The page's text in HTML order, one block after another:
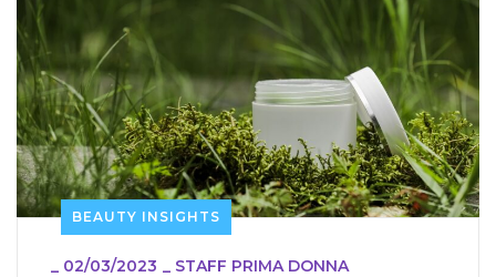
BEAUTY INSIGHTS
_ 02/03/2023 _ STAFF PRIMA DONNA